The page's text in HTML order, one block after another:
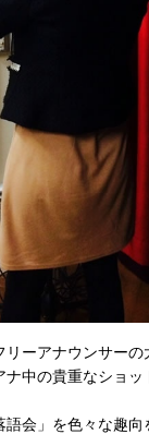
リーアナウンサーの
中の貴重なショッ
会」を色々な趣向